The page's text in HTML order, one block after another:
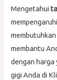
Mengetahui
membantu
dengan harga
gigi Anda di